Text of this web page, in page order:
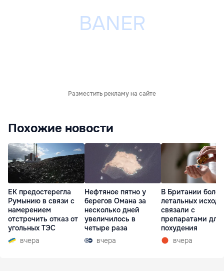
Разместить рекламу на сайте
Похожие новости
ЕК предостерегла
Румынию в связи с
намерением
отстрочить отказ от
угольных ТЭС
вчера
Нефтяное пятно у
берегов Омана за
несколько дней
увеличилось в
четыре раза
вчера
В Британии
летальных
связали с
препаратами для
похудения
вчера